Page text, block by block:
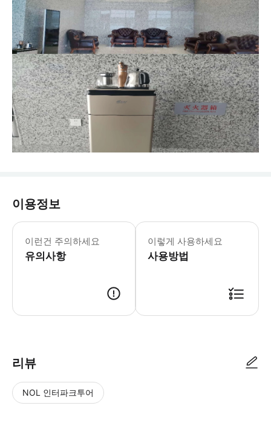
이용정보
이런건 주의하세요
유의사항
- 이용요건 * 성인 1인당 6세 미만 어
- 예약확정 * 예약 후 확정 여부를 바
이렇게 사용하세요
사용방법
리뷰
NOL 인터파크투어